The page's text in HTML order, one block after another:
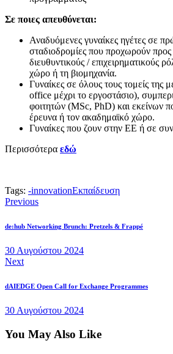
Σε ποιες απευθύνεται:
Αναδυόμενες γυναίκες ηγέτες σε
σταδιοδρομίες που προχωρούν προς
διευθυντικούς / επιχειρηματικούς
χώρο ή τη βιομηχανία.
Γυναίκες σε όλους τους τομείς της
office μέχρι το εργοστάσιο),
φοιτητών (MSc, PhD) και εκείνων
έρευνα ή τον ακαδημαϊκό χώρο.
Γυναίκες που ζουν στην ΕΕ ή σε
Περισσότερα εδώ
Tags: -innovationΕκπαίδευση
Previous
de:hub Networking Brunch: Pretzels & Frappé
30 Αυγούστου 2024
Next
dAIEDGE Open Call for Exchange Programmes
30 Αυγούστου 2024
You May Also Like